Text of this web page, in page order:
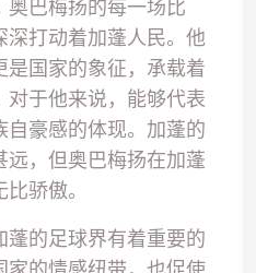
奥巴梅扬的每一场比
深打动着加蓬人民。他
国家的象征，承载着
于他来说，能够代表
豪感的体现。加蓬的
，但奥巴梅扬在加蓬
骄傲。
的足球界有着重要的